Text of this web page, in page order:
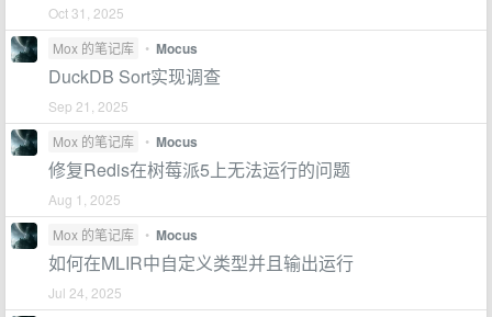
Oct 31, 2025
Mox 的笔记库
• Mocus
DuckDB Sort实现调查
Sep 21, 2025
Mox 的笔记库
• Mocus
修复Redis在树莓派5上无法运行的问题
Aug 1, 2025
Mox 的笔记库
• Mocus
如何在MLIR中自定义类型并且输出运行
Jul 24, 2025